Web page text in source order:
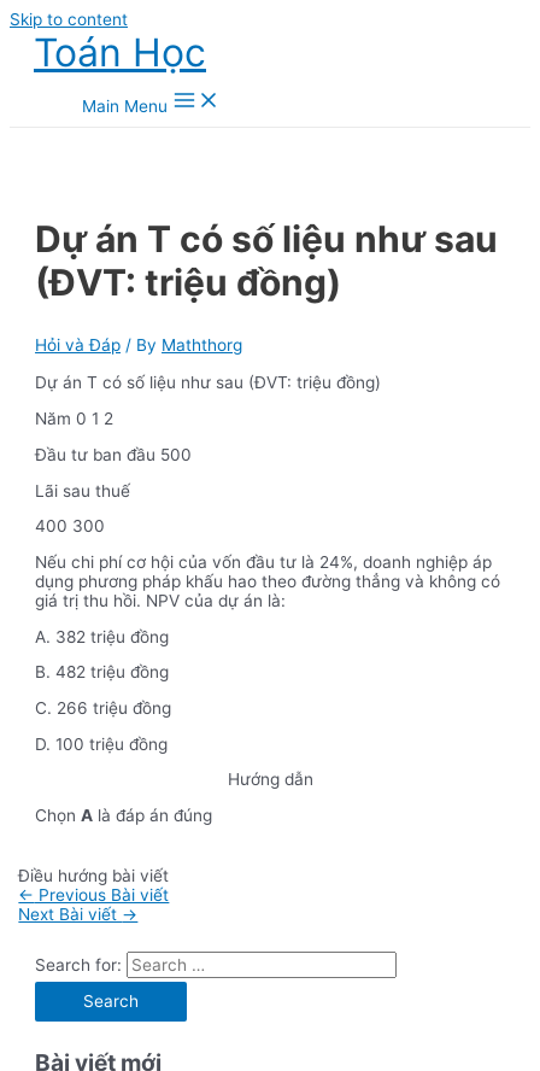
Skip to content
Toán Học
Main Menu
Dự án T có số liệu như sau
(ĐVT: triệu đồng)
Hỏi và Đáp / By Maththorg
Dự án T có số liệu như sau (ĐVT: triệu đồng)
Năm 0 1 2
Đầu tư ban đầu 500
Lãi sau thuế
400 300
Nếu chi phí cơ hội của vốn đầu tư là 24%, doanh nghiệp áp
dụng phương pháp khấu hao theo đường thẳng và không có
giá trị thu hồi. NPV của dự án là:
A. 382 triệu đồng
B. 482 triệu đồng
C. 266 triệu đồng
D. 100 triệu đồng
Hướng dẫn
ChọnA là đáp án đúng
Điều hướng bài viết
← Previous Bài viết
Next Bài viết →
Search for:
Bài viết mới